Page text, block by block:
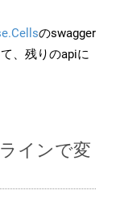
のswagger
、残りのapiに
インで変